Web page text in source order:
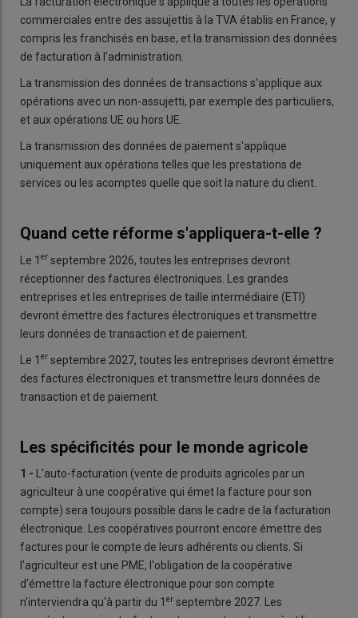
commerciales entre des assujettis à la TVA établis en France, y
compris les franchisés en base, et la transmission des données
de facturation à l'administration.
La transmission des données de transactions s'applique aux
opérations avec un non-assujetti, par exemple des particuliers,
et aux opérations UE ou hors UE.
La transmission des données de paiement s'applique
uniquement aux opérations telles que les prestations de
services ou les acomptes quelle que soit la nature du client.
Quand cette réforme s'appliquera-t-elle ?
Le 1 er septembre 2026, toutes les entreprises devront
réceptionner des factures électroniques. Les grandes
entreprises et les entreprises de taille intermédiaire (ETI)
devront émettre des factures électroniques et transmettre
leurs données de transaction et de paiement.
Le 1 er septembre 2027, toutes les entreprises devront émettre
des factures électroniques et transmettre leurs données de
transaction et de paiement.
Les spécificités pour le monde agricole
1 - L'auto-facturation (vente de produits agricoles par un
agriculteur à une coopérative qui émet la facture pour son
compte) sera toujours possible dans le cadre de la facturation
électronique. Les coopératives pourront encore émettre des
factures pour le compte de leurs adhérents ou clients. Si
l'agriculteur est une PME, l'obligation de la coopérative
d'émettre la facture électronique pour son compte
n'interviendra qu'à partir du 1 er septembre 2027. Les